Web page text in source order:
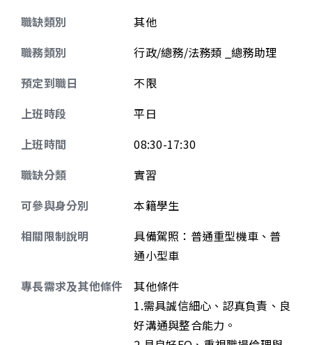
職缺類別
其他
職務類別
行政/總務/法務類 _總務助理
預定到職日
不限
上班時段
平日
上班時間
08:30-17:30
職缺分類
實習
可參與身分別
本籍學生
相關限制說明
具備駕照：普通重型機車、普
通小型車
專長需求及其他條件
其他條件
1.需具誠信細心、認真負責、良
好溝通與整合能力。